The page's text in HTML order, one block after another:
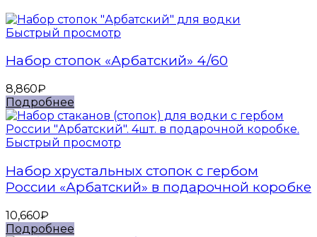
Быстрый просмотр
Набор стопок «Арбатский» 4/60
8,860₽
Подробнее
Быстрый просмотр
Набор хрустальных стопок с гербом
России «Арбатский» в подарочной коробке
10,660₽
Подробнее